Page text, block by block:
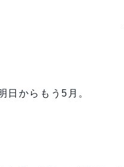
日からもう5月。